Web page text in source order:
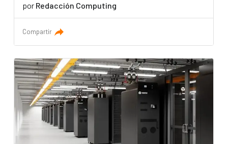
por Redacción Computing
Compartir